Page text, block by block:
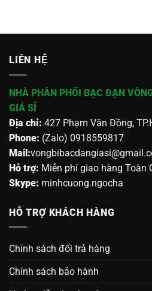
LIÊN HỆ
NHÀ PHÂN PHỐI BẠC ĐẠN
GIÁ SỈ
Địa chỉ: 427 Phạm Văn Đồng,
Phone: (Zalo) 0918559817
Mail:
Hỗ trợ: Miễn phí giao hàng Toàn
Skype: minhcuong.ngocha
HỖ TRỢ KHÁCH HÀNG
Chính sách đổi trả hàng
Chính sách bảo hành